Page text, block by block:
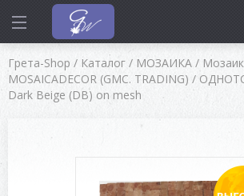
Грета-Shop / Каталог / МОЗАИКА /
MOSAICADECOR (GMC. TRADING) /
Dark Beige (DB) on mesh